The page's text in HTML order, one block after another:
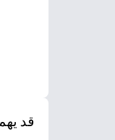
قد